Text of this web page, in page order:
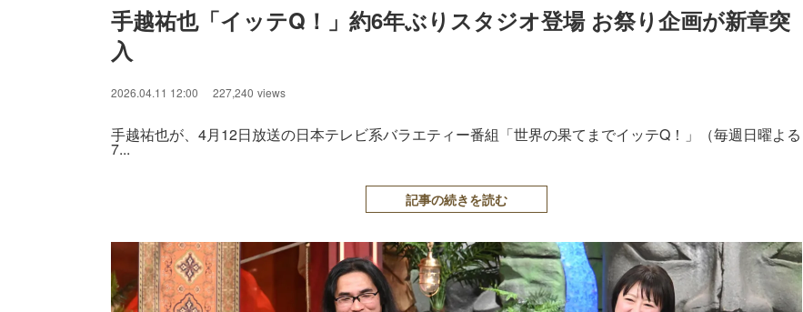
手越祐也「イッテQ！」約6年ぶりスタジオ登場 お祭り企画が新章突
入
2026.04.11 12:00 227,240 views
手越祐也が、4月12日放送の日本テレビ系バラエティー番組「世界の果てまでイッテQ！」（毎週日曜よる
7...
記事の続きを読む